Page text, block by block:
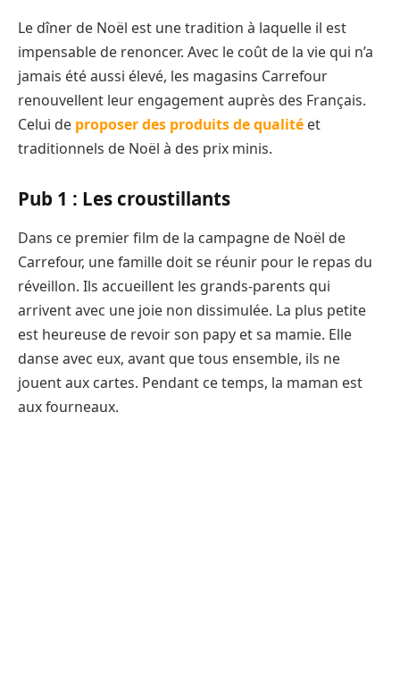
Le dîner de Noël est une tradition à laquelle il est
impensable de renoncer. Avec le coût de la vie qui n’a
jamais été aussi élevé, les magasins Carrefour
renouvellent leur engagement auprès des Français.
Celui de proposer des produits de qualité et
traditionnels de Noël à des prix minis.
Pub 1 : Les croustillants
Dans ce premier film de la campagne de Noël de
Carrefour, une famille doit se réunir pour le repas du
réveillon. Ils accueillent les grands-parents qui
arrivent avec une joie non dissimulée. La plus petite
est heureuse de revoir son papy et sa mamie. Elle
danse avec eux, avant que tous ensemble, ils ne
jouent aux cartes. Pendant ce temps, la maman est
aux fourneaux.